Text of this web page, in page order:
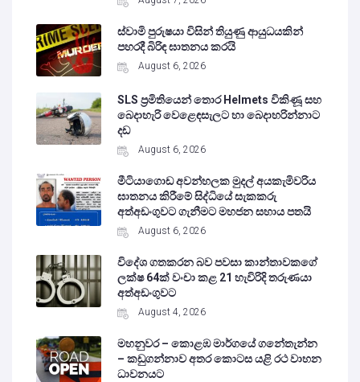
ස්වාමි පුරුෂයා විසින් තියුණු ආයුධයකින්
පහරදී බිරිඳ ඝාතනය කරයි
August 6, 2026
SLS ප්‍රමිතියෙන් තොර Helmets විකිණූ සහ
බෙදාහැරි වෙළෙඳසැලට හා බෙදාහරින්නාට
දඩ
August 6, 2026
මීටියාගොඩ අවන්හලක මුදල් අයකැමිවරිය
ඝාතනය කිරීමේ සිද්ධියේ සැකකරු
අත්අඩංගුවට ගැනීමට මහජන සහාය පතයි
August 6, 2026
විදේශ ගතකරන බව පවසා කාන්තාවකගේ
ලක්ෂ 64ක් වංචා කළ 21 හැවිරිදි තරුණයා
අත්අඩංගුවට
August 4, 2026
මහනුවර – කොළඹ මාර්ගයේ ගනේතැන්න
– කඩුගන්නාව අතර කොටස යළි රථ වාහන
ධාවනයට